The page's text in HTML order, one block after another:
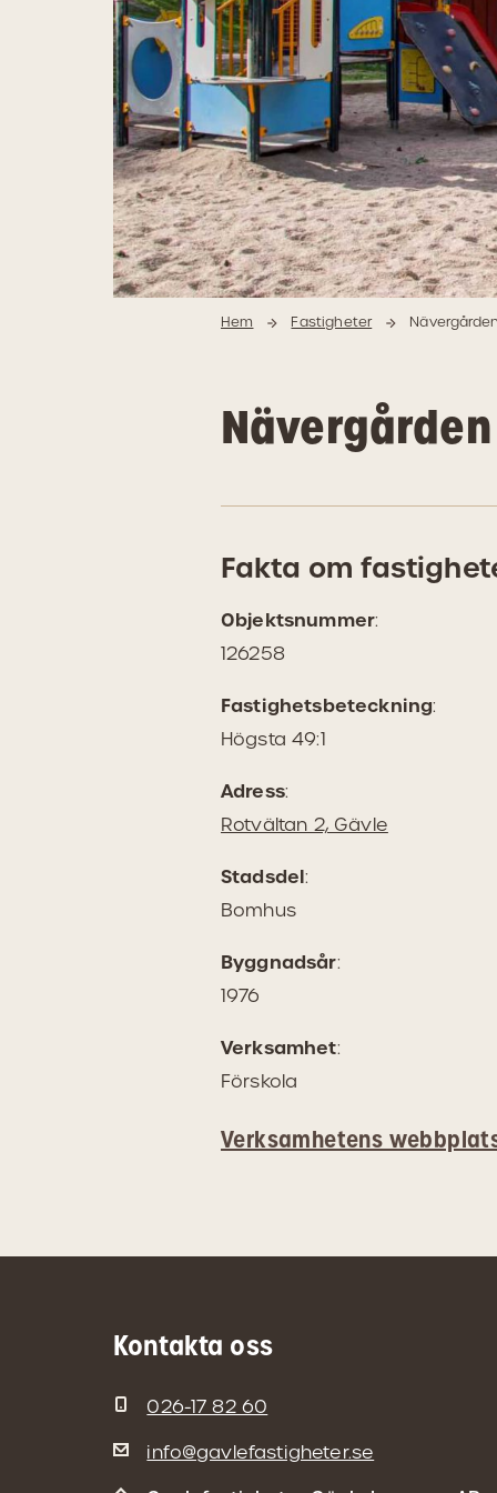
Hem Fastigheter
Nävergården
Fakta om
Objektsnummer:
126258
Fastighetsbeteckning:
Högsta 49:1
Adress:
Rotvältan 2, Gävle(Öppnas
Stadsdel:
Bomhus
Byggnadsår:
1976
Verksamhet:
Förskola
Verksamhetens
Kontakta oss
026-17 82 60
info@gavlefastigheter.se